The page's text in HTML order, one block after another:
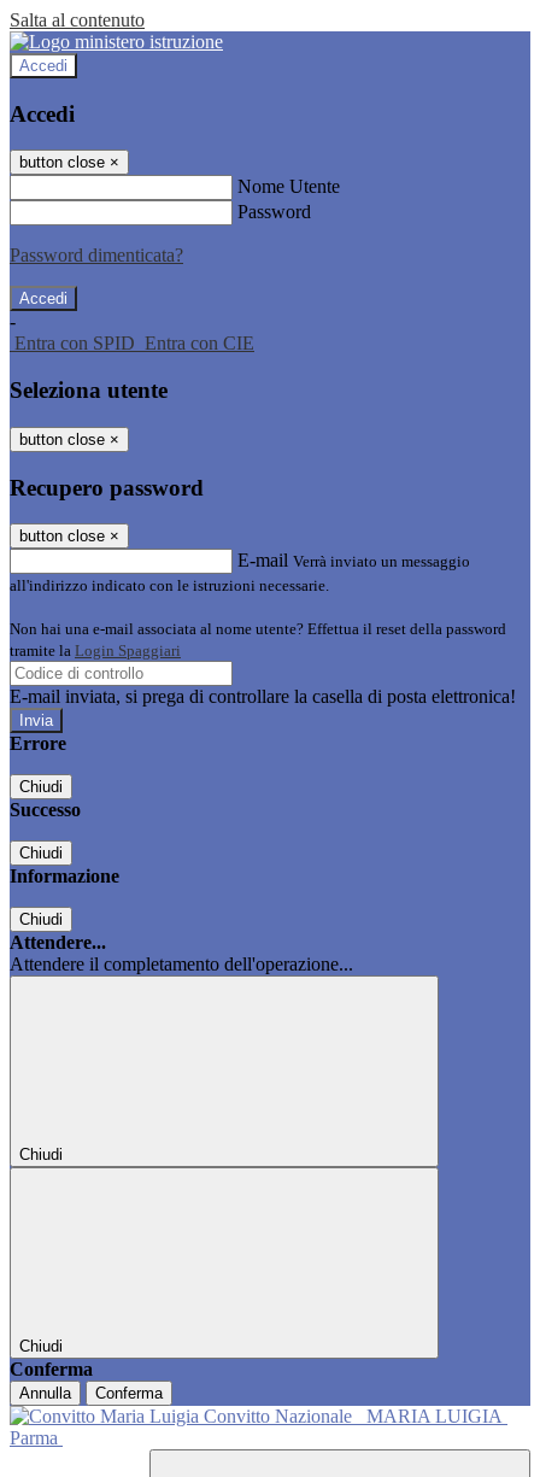
Salta al contenuto
Accedi
Accedi
button close ×
Nome Utente
Password
Password dimenticata?
-
Entra con SPID Entra con CIE
Seleziona utente
button close ×
Recupero password
button close ×
E-mail Verrà inviato un messaggio
all'indirizzo indicato con le istruzioni necessarie.
Non hai una e-mail associata al nome utente? Effettua il reset della password
tramite la Login Spaggiari
E-mail inviata, si prega di controllare la casella di posta elettronica!
Errore
Chiudi
Successo
Chiudi
Informazione
Chiudi
Attendere...
Attendere il completamento dell'operazione...
Chiudi
Chiudi
Conferma
Annulla Conferma
Convitto Nazionale
MARIA LUIGIA
Parma